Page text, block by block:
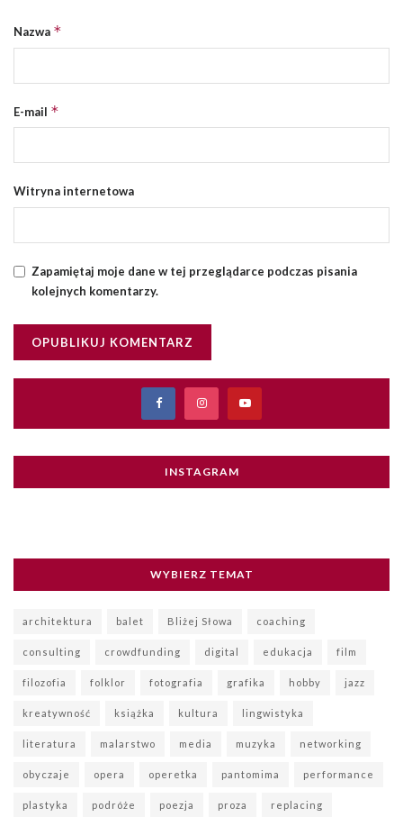
Nazwa *
E-mail *
Witryna internetowa
Zapamiętaj moje dane w tej przeglądarce podczas pisania
kolejnych komentarzy.
INSTAGRAM
WYBIERZ TEMAT
architektura balet Bliżej Słowa coaching
consulting crowdfunding digital edukacja film
filozofia folklor fotografia grafika hobby jazz
kreatywność książka kultura lingwistyka
literatura malarstwo media muzyka networking
obyczaje opera operetka pantomima performance
plastyka podróże poezja proza replacing